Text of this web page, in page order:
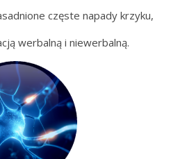
częste napady krzyku,
werbalną i niewerbalną.